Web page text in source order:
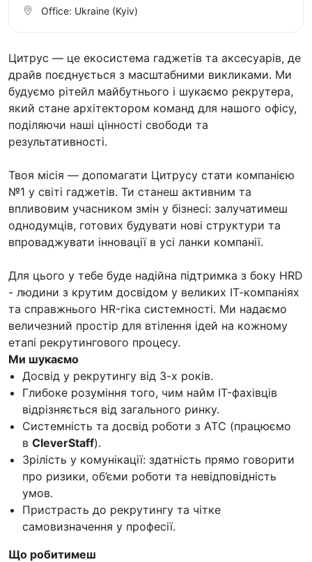
Цитрус — це екосистема гаджетів та аксесуарів, де
драйв поєднується з масштабними викликами. Ми
будуємо рітейл майбутнього і шукаємо рекрутера,
який стане архітектором команд для нашого офісу,
поділяючи наші цінності свободи та
результативності.
Твоя місія — допомагати Цитрусу стати компанією
№1 у світі гаджетів. Ти станеш активним та
впливовим учасником змін у бізнесі: залучатимеш
однодумців, готових будувати нові структури та
впроваджувати інновації в усі ланки компанії.
Для цього у тебе буде надійна підтримка з боку HRD
- людини з крутим досвідом у великих ІТ-компаніях
та справжнього HR-гіка системності. Ми надаємо
величезний простір для втілення ідей на кожному
етапі рекрутингового процесу.
Ми шукаємо
Досвід у рекрутингу від 3-х років.
Глибоке розуміння того, чим найм IT-фахівців
відрізняється від загального ринку.
Системність та досвід роботи з АТС (працюємо
в CleverStaff).
Зрілість у комунікації: здатність прямо говорити
про ризики, об’єми роботи та невідповідність
умов.
Пристрасть до рекрутингу та чітке
самовизначення у професії.
Що робитимеш
Office: Ukraine (Kyiv)